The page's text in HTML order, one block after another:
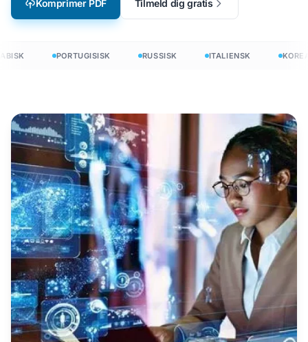
Komprimer PDF Tilmeld dig gratis
PORTUGISISK RUSSISK ITALIENSK